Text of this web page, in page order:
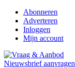
Abonneren
Adverteren
Inloggen
Mijn account
Nieuwsbrief aanvragen